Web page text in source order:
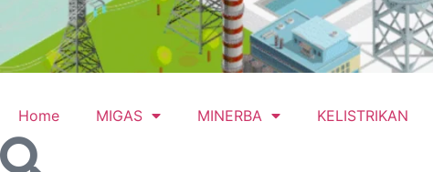
Home MIGAS MINERBA KELISTRIKAN